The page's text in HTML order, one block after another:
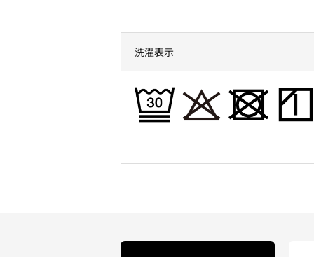
洗濯表示